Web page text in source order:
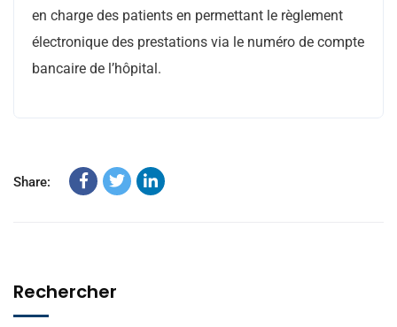
en charge des patients en permettant le règlement
électronique des prestations via le numéro de compte
bancaire de l’hôpital.
Share:
Rechercher